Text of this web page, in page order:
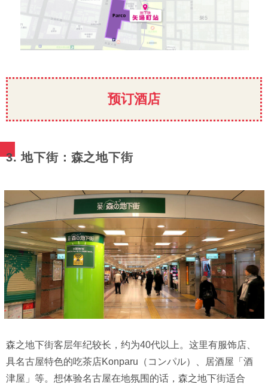
预订酒店
3. 地下街：森之地下街
森之地下街客层年纪较长，约为40代以上。这里有服饰店、
具名古屋特色的吃茶店Konparu（コンパル）、居酒屋「酒
津屋」等。想体验名古屋在地氛围的话，森之地下街适合